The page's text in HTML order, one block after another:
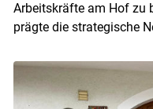
Arbeitskräfte am Hof zu
prägte die strategische